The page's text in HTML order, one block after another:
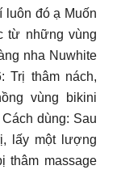
luôn đó ạ Muốn
từ những vùng
nha Nuwhite
Trị thâm nách,
vùng bikini
dùng: Sau
lấy một lượng
thâm massage